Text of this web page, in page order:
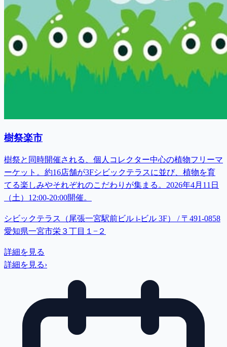
樹祭楽市
樹祭と同時開催される、個人コレクター中心の植物フリーマ
ーケット。約16店舗が3Fシビックテラスに並び、植物を育
てる楽しみやそれぞれのこだわりが集まる。2026年4月11日
（土）12:00-20:00開催。
シビックテラス（尾張一宮駅前ビル i-ビル 3F） / 〒491-0858
愛知県一宮市栄３丁目１−２
詳細を見る
詳細を見る›